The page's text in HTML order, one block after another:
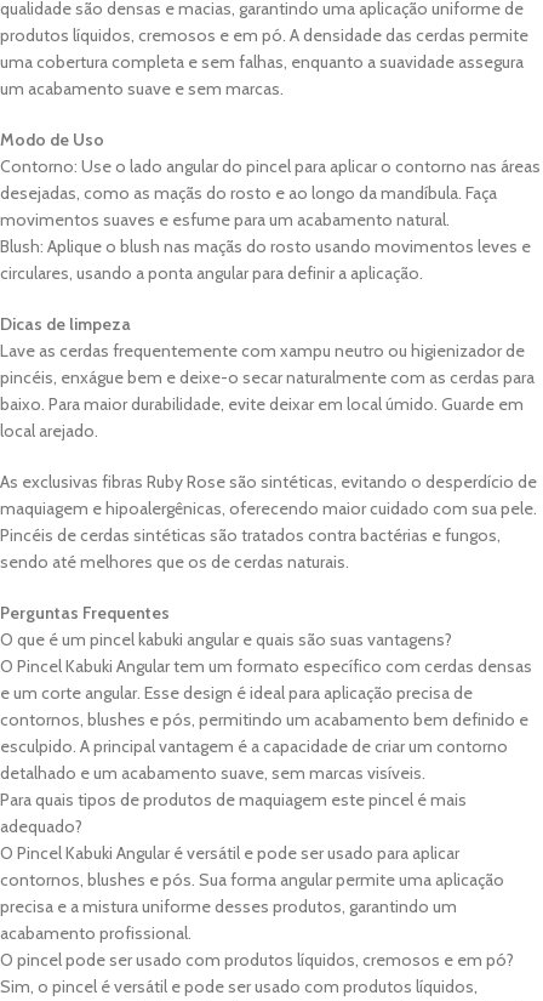
qualidade são densas e macias, garantindo uma aplicação uniforme de
produtos líquidos, cremosos e em pó. A densidade das cerdas permite
uma cobertura completa e sem falhas, enquanto a suavidade assegura
um acabamento suave e sem marcas.
Modo de Uso
Contorno: Use o lado angular do pincel para aplicar o contorno nas áreas
desejadas, como as maçãs do rosto e ao longo da mandíbula. Faça
movimentos suaves e esfume para um acabamento natural.
Blush: Aplique o blush nas maçãs do rosto usando movimentos leves e
circulares, usando a ponta angular para definir a aplicação.
Dicas de limpeza
Lave as cerdas frequentemente com xampu neutro ou higienizador de
pincéis, enxágue bem e deixe-o secar naturalmente com as cerdas para
baixo. Para maior durabilidade, evite deixar em local úmido. Guarde em
local arejado.
As exclusivas fibras Ruby Rose são sintéticas, evitando o desperdício de
maquiagem e hipoalergênicas, oferecendo maior cuidado com sua pele.
Pincéis de cerdas sintéticas são tratados contra bactérias e fungos,
sendo até melhores que os de cerdas naturais.
Perguntas Frequentes
O que é um pincel kabuki angular e quais são suas vantagens?
O Pincel Kabuki Angular tem um formato específico com cerdas densas
e um corte angular. Esse design é ideal para aplicação precisa de
contornos, blushes e pós, permitindo um acabamento bem definido e
esculpido. A principal vantagem é a capacidade de criar um contorno
detalhado e um acabamento suave, sem marcas visíveis.
Para quais tipos de produtos de maquiagem este pincel é mais
adequado?
O Pincel Kabuki Angular é versátil e pode ser usado para aplicar
contornos, blushes e pós. Sua forma angular permite uma aplicação
precisa e a mistura uniforme desses produtos, garantindo um
acabamento profissional.
O pincel pode ser usado com produtos líquidos, cremosos e em pó?
Sim, o pincel é versátil e pode ser usado com produtos líquidos,